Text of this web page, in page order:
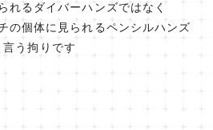
れるダイバーハンズではなく
の個体に見られるペンシルハンズ
言う拘りです